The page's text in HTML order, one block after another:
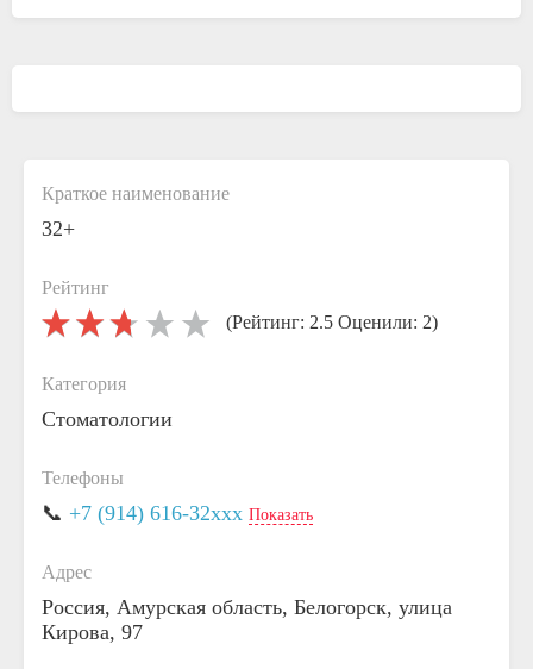
Краткое наименование
32+
Рейтинг
(Рейтинг: 2.5 Оценили: 2)
Категория
Стоматологии
Телефоны
📞 +7 (914) 616-32xxx Показать
Адрес
Россия, Амурская область, Белогорск, улица
Кирова, 97